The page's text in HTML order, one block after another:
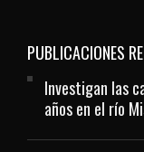
PUBLICACIONES
Investigan las
años en el río